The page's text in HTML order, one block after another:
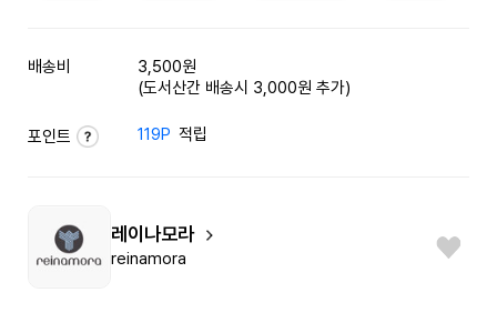
배송비
3,500원
(도서산간 배송시 3,000원 추가)
포인트 119P 적립
레이나모라
reinamora